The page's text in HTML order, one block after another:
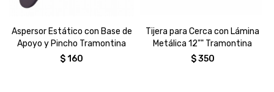
Aspersor Estático con Base de
Apoyo y Pincho Tramontina
$160
Tijera para Cerca con Lámina
Metálica 12"" Tramontina
$ 350